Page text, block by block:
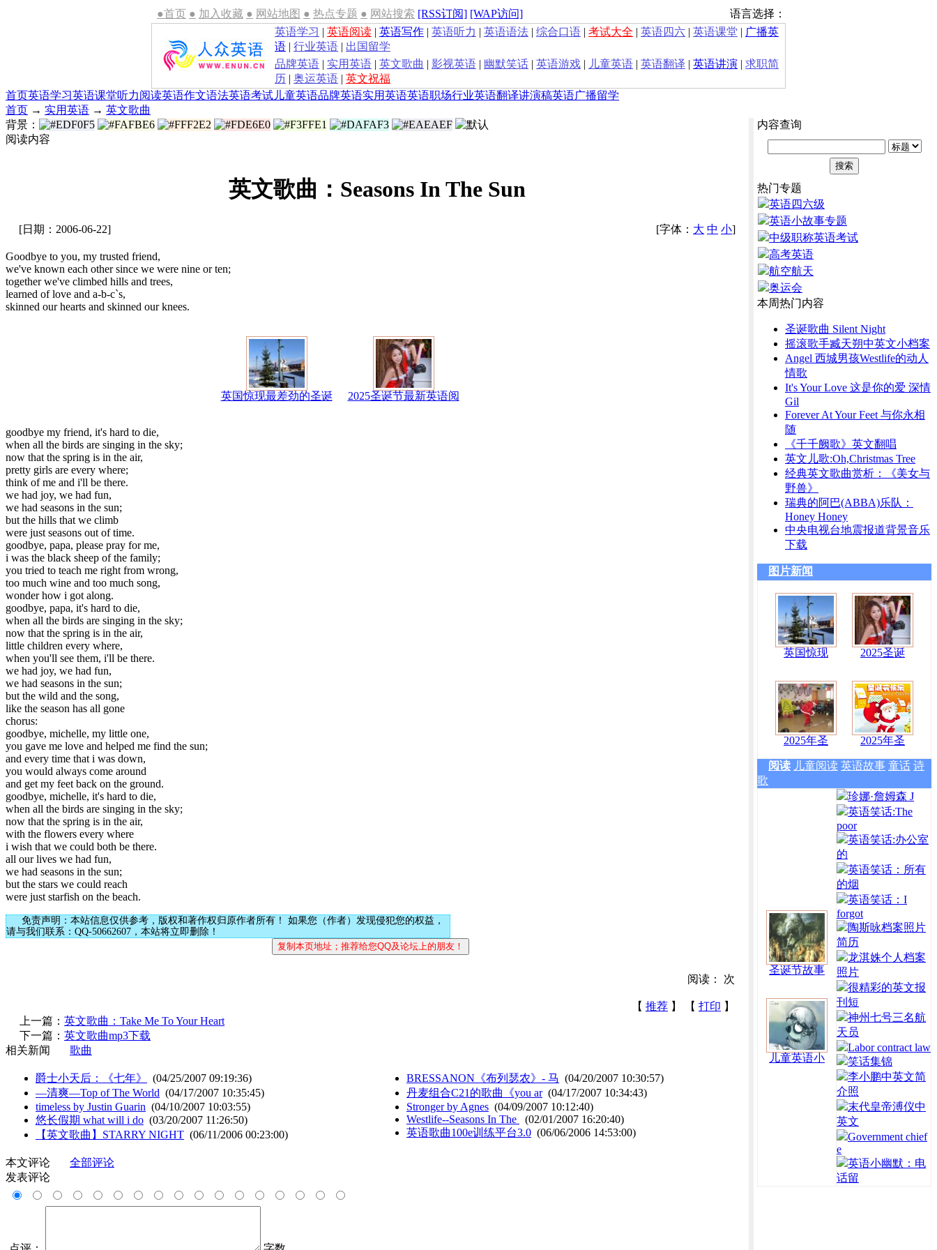
●首页 ● 加入收藏 ● 网站地图 ● 热点专题 ● 网站搜索 [RSS订阅] [WAP访问]
语言选择：
英语学习 | 英语阅读 | 英语写作 | 英语听力 | 英语语法 | 综合口语 | 考试大全 | 英语四六 | 英语课堂 | 广播英
语 | 行业英语 | 出国留学
品牌英语 | 实用英语 | 英文歌曲 | 影视英语 | 幽默笑话 | 英语游戏 | 儿童英语 | 英语翻译 | 英语讲演 | 求职简
历 | 奥运英语 | 英文祝福
首页英语学习英语课堂听力阅读英语作文语法英语考试 儿童英语品牌英语实用英语英语职场行业英语翻译讲演稿英语广播留学
首页 → 实用英语 → 英文歌曲
背景：
阅读内容
英文歌曲：Seasons In The Sun
[日期：2006-06-22] [字体： 大 中 小]
Goodbye to you, my trusted friend,
we've known each other since we were nine or ten;
together we've climbed hills and trees,
learned of love and a-b-c`s,
skinned our hearts and skinned our knees.
英国惊现最差劲的圣诞 2025圣诞节最新英语阅
goodbye my friend, it's hard to die,
when all the birds are singing in the sky;
now that the spring is in the air,
pretty girls are every where;
think of me and i'll be there.
we had joy, we had fun,
we had seasons in the sun;
but the hills that we climb
were just seasons out of time.
goodbye, papa, please pray for me,
i was the black sheep of the family;
you tried to teach me right from wrong,
too much wine and too much song,
wonder how i got along.
goodbye, papa, it's hard to die,
when all the birds are singing in the sky;
now that the spring is in the air,
little children every where,
when you'll see them, i'll be there.
we had joy, we had fun,
we had seasons in the sun;
but the wild and the song,
like the season has all gone
chorus:
goodbye, michelle, my little one,
you gave me love and helped me find the sun;
and every time that i was down,
you would always come around
and get my feet back on the ground.
goodbye, michelle, it's hard to die,
when all the birds are singing in the sky;
now that the spring is in the air,
with the flowers every where
i wish that we could both be there.
all our lives we had fun,
we had seasons in the sun;
but the stars we could reach
were just starfish on the beach.
免责声明：本站信息仅供参考，版权和著作权归原作者所有！ 如果您（作者）发现侵犯您的权益，
请与我们联系：QQ-50662607，本站将立即删除！
阅读： 次
【 推荐 】 【 打印 】
上一篇： 英文歌曲：Take Me To Your Heart
下一篇： 英文歌曲mp3下载
相关新闻
歌曲
爵士小天后：《七年》
(04/25/2007 09:19:36)
—清爽—Top of The World (04/17/2007 10:35:45)
timeless by Justin Guarin (04/10/2007 10:03:55)
悠长假期 what will i do (03/20/2007 11:26:50)
【英文歌曲】STARRY NIGHT (06/11/2006 00:23:00)
BRESSANON《布列瑟农》- 马 (04/20/2007 10:30:57)
丹麦组合C21的歌曲《you ar (04/17/2007 10:34:43)
Stronger by Agnes (04/09/2007 10:12:40)
Westlife--Seasons In The
(02/01/2007 16:20:40)
英语歌曲100e训练平台3.0 (06/06/2006 14:53:00)
本文评论
全部评论
发表评论
内容查询
热门专题
英语四六级
英语小故事专题
中级职称英语考试
高考英语
航空航天
奥运会
本周热门内容
圣诞歌曲 Silent Night
摇滚歌手臧天朔中英文小档案
Angel 西城男孩Westlife的动人
情歌
It's Your Love 这是你的爱 深情
Gil
Forever At Your Feet 与你永相
随
《千千阙歌》英文翻唱
英文儿歌:Oh,Christmas Tree
经典英文歌曲赏析：《美女与
野兽》
瑞典的阿巴(ABBA)乐队：
Honey Honey
中央电视台地震报道背景音乐
下载
图片新闻
英国惊现 2025圣诞
2025年圣 2025年圣
阅读 儿童阅读 英语故事 童话 诗
歌
圣诞节故事
儿童英语小
珍娜·詹姆森 J
英语笑话:The
poor
英语笑话:办公室
的
英语笑话：所有
的烟
英语笑话：I
forgot
陶斯咏档案照片
简历
龙淇姝个人档案
照片
很精彩的英文报
刊短
神州七号三名航
天员
Labor contract law
笑话集锦
李小鹏中英文简
介照
末代皇帝溥仪中
英文
Government chief
e
英语小幽默：电
话留